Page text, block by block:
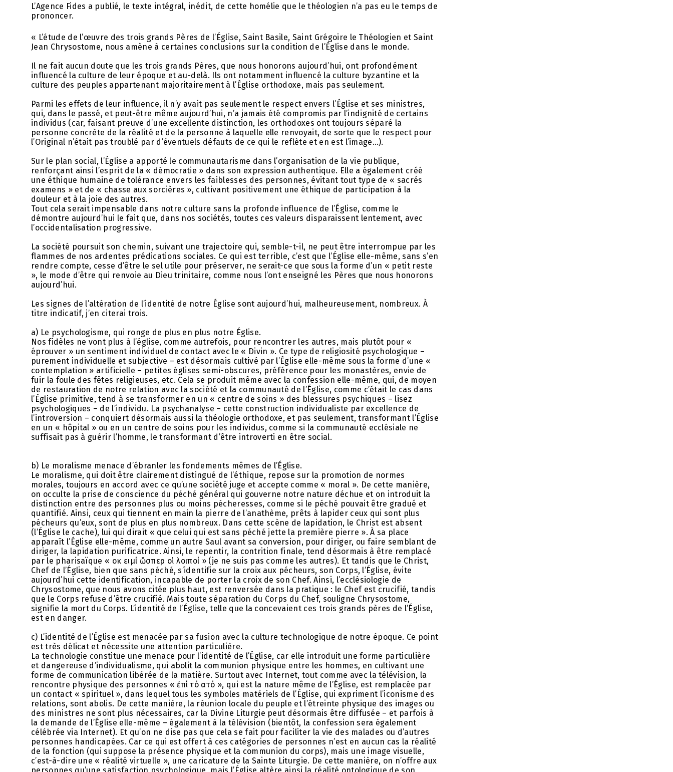
L’Agence Fides a publié, le texte intégral, inédit, de cette homélie que le théologien n’a pas eu le temps de
prononcer.
« L’étude de l’œuvre des trois grands Pères de l’Église, Saint Basile, Saint Grégoire le Théologien et Saint
Jean Chrysostome, nous amène à certaines conclusions sur la condition de l’Église dans le monde.
Il ne fait aucun doute que les trois grands Pères, que nous honorons aujourd’hui, ont profondément
influencé la culture de leur époque et au-delà. Ils ont notamment influencé la culture byzantine et la
culture des peuples appartenant majoritairement à l’Église orthodoxe, mais pas seulement.
Parmi les effets de leur influence, il n’y avait pas seulement le respect envers l’Église et ses ministres,
qui, dans le passé, et peut-être même aujourd’hui, n’a jamais été compromis par l’indignité de certains
individus (car, faisant preuve d’une excellente distinction, les orthodoxes ont toujours séparé la
personne concrète de la réalité et de la personne à laquelle elle renvoyait, de sorte que le respect pour
l’Original n’était pas troublé par d’éventuels défauts de ce qui le reflète et en est l’image…).
Sur le plan social, l’Église a apporté le communautarisme dans l’organisation de la vie publique,
renforçant ainsi l’esprit de la « démocratie » dans son expression authentique. Elle a également créé
une éthique humaine de tolérance envers les faiblesses des personnes, évitant tout type de « sacrés
examens » et de « chasse aux sorcières », cultivant positivement une éthique de participation à la
douleur et à la joie des autres.
Tout cela serait impensable dans notre culture sans la profonde influence de l’Église, comme le
démontre aujourd’hui le fait que, dans nos sociétés, toutes ces valeurs disparaissent lentement, avec
l’occidentalisation progressive.
La société poursuit son chemin, suivant une trajectoire qui, semble-t-il, ne peut être interrompue par les
flammes de nos ardentes prédications sociales. Ce qui est terrible, c’est que l’Église elle-même, sans s’en
rendre compte, cesse d’être le sel utile pour préserver, ne serait-ce que sous la forme d’un « petit reste
», le mode d’être qui renvoie au Dieu trinitaire, comme nous l’ont enseigné les Pères que nous honorons
aujourd’hui.
Les signes de l’altération de l’identité de notre Église sont aujourd’hui, malheureusement, nombreux. À
titre indicatif, j’en citerai trois.
a) Le psychologisme, qui ronge de plus en plus notre Église.
Nos fidèles ne vont plus à l’église, comme autrefois, pour rencontrer les autres, mais plutôt pour «
éprouver » un sentiment individuel de contact avec le « Divin ». Ce type de religiosité psychologique –
purement individuelle et subjective – est désormais cultivé par l’Église elle-même sous la forme d’une «
contemplation » artificielle – petites églises semi-obscures, préférence pour les monastères, envie de
fuir la foule des fêtes religieuses, etc. Cela se produit même avec la confession elle-même, qui, de moyen
de restauration de notre relation avec la société et la communauté de l’Église, comme c’était le cas dans
l’Église primitive, tend à se transformer en un « centre de soins » des blessures psychiques – lisez
psychologiques – de l’individu. La psychanalyse – cette construction individualiste par excellence de
l’introversion – conquiert désormais aussi la théologie orthodoxe, et pas seulement, transformant l’Église
en un « hôpital » ou en un centre de soins pour les individus, comme si la communauté ecclésiale ne
suffisait pas à guérir l’homme, le transformant d’être introverti en être social.
b) Le moralisme menace d’ébranler les fondements mêmes de l’Église.
Le moralisme, qui doit être clairement distingué de l’éthique, repose sur la promotion de normes
morales, toujours en accord avec ce qu’une société juge et accepte comme « moral ». De cette manière,
on occulte la prise de conscience du péché général qui gouverne notre nature déchue et on introduit la
distinction entre des personnes plus ou moins pécheresses, comme si le péché pouvait être gradué et
quantifié. Ainsi, ceux qui tiennent en main la pierre de l’anathème, prêts à lapider ceux qui sont plus
pécheurs qu’eux, sont de plus en plus nombreux. Dans cette scène de lapidation, le Christ est absent
(l’Église le cache), lui qui dirait « que celui qui est sans péché jette la première pierre ». À sa place
apparaît l’Église elle-même, comme un autre Saul avant sa conversion, pour diriger, ou faire semblant de
diriger, la lapidation purificatrice. Ainsi, le repentir, la contrition finale, tend désormais à être remplacé
par le pharisaïque « οὐκ ειμί ὥσπερ οἱ λοιποί » (je ne suis pas comme les autres). Et tandis que le Christ,
Chef de l’Église, bien que sans péché, s’identifie sur la croix aux pécheurs, son Corps, l’Église, évite
aujourd’hui cette identification, incapable de porter la croix de son Chef. Ainsi, l’ecclésiologie de
Chrysostome, que nous avons citée plus haut, est renversée dans la pratique : le Chef est crucifié, tandis
que le Corps refuse d’être crucifié. Mais toute séparation du Corps du Chef, souligne Chrysostome,
signifie la mort du Corps. L’identité de l’Église, telle que la concevaient ces trois grands pères de l’Église,
est en danger.
c) L’identité de l’Église est menacée par sa fusion avec la culture technologique de notre époque. Ce point
est très délicat et nécessite une attention particulière.
La technologie constitue une menace pour l’identité de l’Église, car elle introduit une forme particulière
et dangereuse d’individualisme, qui abolit la communion physique entre les hommes, en cultivant une
forme de communication libérée de la matière. Surtout avec Internet, tout comme avec la télévision, la
rencontre physique des personnes « ἐπί τό αὐτό », qui est la nature même de l’Église, est remplacée par
un contact « spirituel », dans lequel tous les symboles matériels de l’Église, qui expriment l’iconisme des
relations, sont abolis. De cette manière, la réunion locale du peuple et l’étreinte physique des images ou
des ministres ne sont plus nécessaires, car la Divine Liturgie peut désormais être diffusée – et parfois à
la demande de l’Église elle-même – également à la télévision (bientôt, la confession sera également
célébrée via Internet). Et qu’on ne dise pas que cela se fait pour faciliter la vie des malades ou d’autres
personnes handicapées. Car ce qui est offert à ces catégories de personnes n’est en aucun cas la réalité
de la fonction (qui suppose la présence physique et la communion du corps), mais une image visuelle,
c’est-à-dire une « réalité virtuelle », une caricature de la Sainte Liturgie. De cette manière, on n’offre aux